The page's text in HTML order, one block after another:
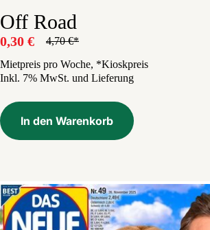
Off Road
4,70€
Ursprünglicher
Preis
war:
0,30 €
Aktueller
Preis
ist:
Mietpreis pro Woche, *Kioskpreis
Inkl. 7% MwSt. und Lieferung
In den Warenkorb